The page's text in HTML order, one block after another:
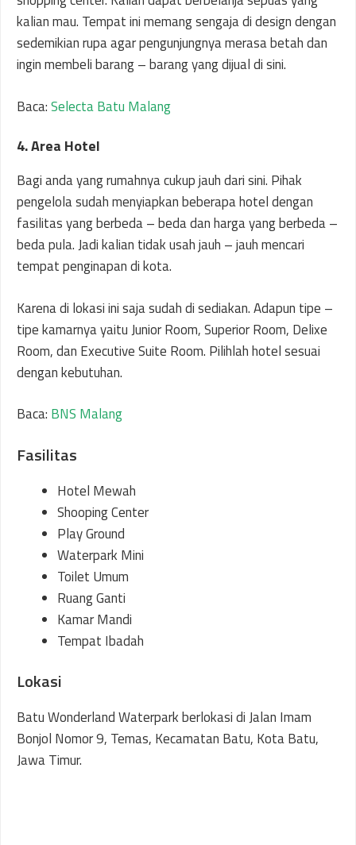
kalian mau. Tempat ini memang sengaja di design dengan
sedemikian rupa agar pengunjungnya merasa betah dan
ingin membeli barang – barang yang dijual di sini.
Baca:Selecta Batu Malang
4. Area Hotel
Bagi anda yang rumahnya cukup jauh dari sini. Pihak
pengelola sudah menyiapkan beberapa hotel dengan
fasilitas yang berbeda – beda dan harga yang berbeda –
beda pula. Jadi kalian tidak usah jauh – jauh mencari
tempat penginapan di kota.
Karena di lokasi ini saja sudah di sediakan. Adapun tipe –
tipe kamarnya yaitu Junior Room, Superior Room, Delixe
Room, dan Executive Suite Room. Pilihlah hotel sesuai
dengan kebutuhan.
Baca: BNS Malang
Fasilitas
Hotel Mewah
Shooping Center
Play Ground
Waterpark Mini
Toilet Umum
Ruang Ganti
Kamar Mandi
Tempat Ibadah
Lokasi
Batu Wonderland Waterpark berlokasi di Jalan Imam
Bonjol Nomor 9, Temas, Kecamatan Batu, Kota Batu,
Jawa Timur.